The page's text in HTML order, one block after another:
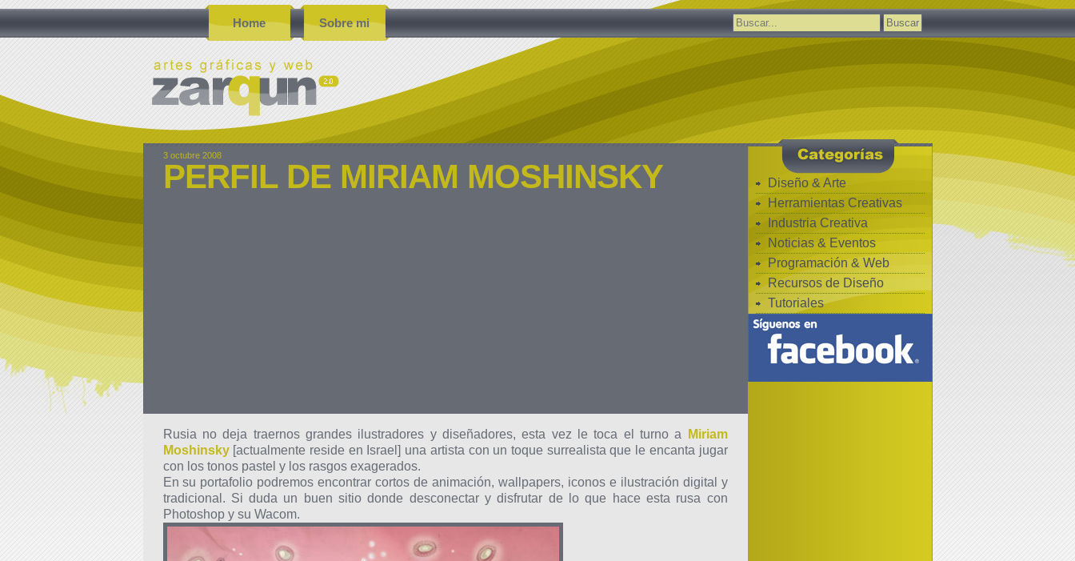
Home Sobre mi Buscar:
3 octubre 2008
PERFIL DE MIRIAM MOSHINSKY
Rusia no deja traernos grandes ilustradores y diseñadores, esta vez le toca el turno a
Miriam
Moshinsky[actualmente reside en Israel] una artista con un toque surrealista que le encanta jugar
con los tonos pastel y los rasgos exagerados.
En su portafolio podremos encontrar cortos de animación, wallpapers, iconos e ilustración digital y
tradicional. Si duda un buen sitio donde desconectar y disfrutar de lo que hace esta rusa con
Photoshop y su Wacom.
Diseño & Arte
Herramientas Creativas
Industria Creativa
Noticias & Eventos
Programación & Web
Recursos de Diseño
Tutoriales